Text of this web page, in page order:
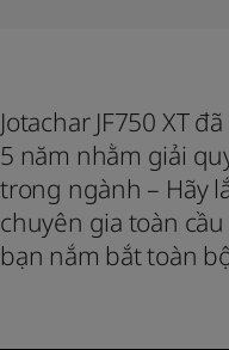
Jotachar JF750 XT
5 năm nhằm giải
trong ngành – Hãy
chuyên gia toàn
bạn nắm bắt toàn